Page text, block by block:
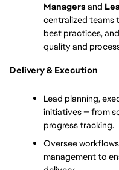
Managers and
centralized teams
best practices,
quality and
Delivery & Execution
Lead planning,
initiatives — from
progress tracking.
Oversee
management to